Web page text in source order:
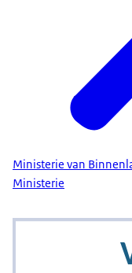
Download
Ministerie van
Ministerie